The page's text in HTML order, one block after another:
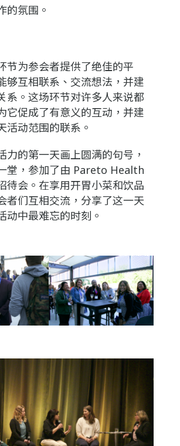
的氛围。
节为参会者提供了绝佳的平
够互相联系、交流想法，并建
系。这场环节对许多人来说都
它促成了有意义的互动，并建
活动范围的联系。
力的第一天画上圆满的句号，
堂，参加了由 Pareto Health
待会。在享用开胃小菜和饮品
者们互相交流，分享了这一天
动中最难忘的时刻。